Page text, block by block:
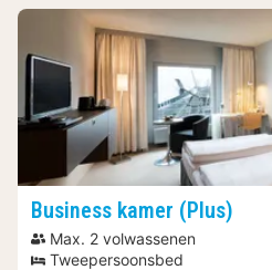
Business kamer (Plus)
Max. 2 volwassenen
Tweepersoonsbed